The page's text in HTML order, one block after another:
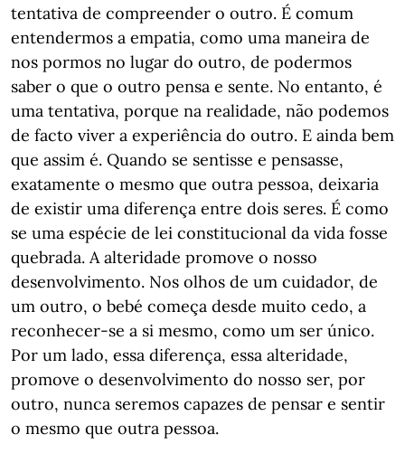
tentativa de compreender o outro. É comum
entendermos a empatia, como uma maneira de
nos pormos no lugar do outro, de podermos
saber o que o outro pensa e sente. No entanto, é
uma tentativa, porque na realidade, não podemos
de facto viver a experiência do outro. E ainda bem
que assim é. Quando se sentisse e pensasse,
exatamente o mesmo que outra pessoa, deixaria
de existir uma diferença entre dois seres. É como
se uma espécie de lei constitucional da vida fosse
quebrada. A alteridade promove o nosso
desenvolvimento. Nos olhos de um cuidador, de
um outro, o bebé começa desde muito cedo, a
reconhecer-se a si mesmo, como um ser único.
Por um lado, essa diferença, essa alteridade,
promove o desenvolvimento do nosso ser, por
outro, nunca seremos capazes de pensar e sentir
o mesmo que outra pessoa.